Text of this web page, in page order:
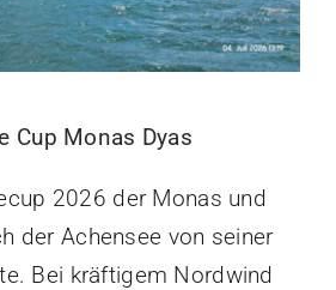
Cup Monas Dyas
2026 der Monas und
der Achensee von seiner
Bei kräftigem Nordwind